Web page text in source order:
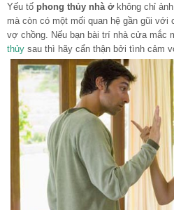
Yếu tố phong thủy nhà ởkhông chỉ
mà còn có một mối quan hệ gần gũi với
vợ chồng. Nếu bạn bài trí nhà cửa mắc
thủy sau thì hãy cẩn thận bởi tình cảm